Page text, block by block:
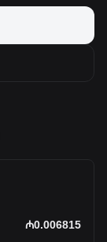
₼0.006815